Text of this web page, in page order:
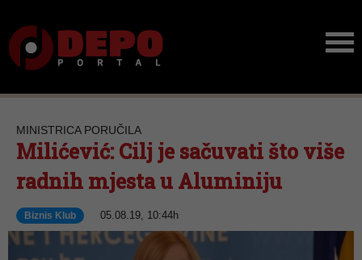
MINISTRICA PORUČILA
Milićević: Cilj je sačuvati što više
radnih mjesta u Aluminiju
Biznis Klub 05.08.19, 10:44h